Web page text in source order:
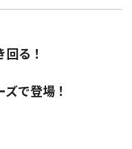
る！
で登場！